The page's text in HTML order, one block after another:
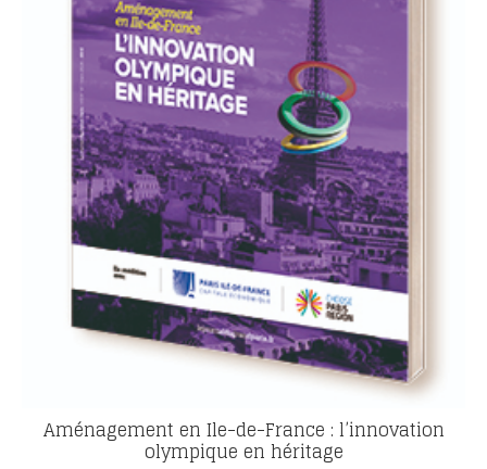
Aménagement en Ile-de-France : l’innovation
olympique en héritage